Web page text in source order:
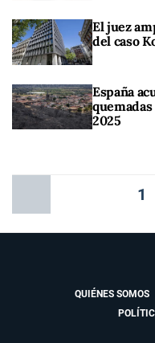
El juez
del caso
España
2025
1
QUIÉNES SOMOS